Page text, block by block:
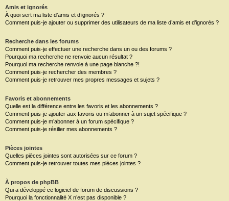
Amis et ignorés
À quoi sert ma liste d’amis et d’ignorés ?
Comment puis-je ajouter ou supprimer des utilisateurs de ma liste d’amis et d’ignorés ?
Recherche dans les forums
Comment puis-je effectuer une recherche dans un ou des forums ?
Pourquoi ma recherche ne renvoie aucun résultat ?
Pourquoi ma recherche renvoie à une page blanche ?!
Comment puis-je rechercher des membres ?
Comment puis-je retrouver mes propres messages et sujets ?
Favoris et abonnements
Quelle est la différence entre les favoris et les abonnements ?
Comment puis-je ajouter aux favoris ou m’abonner à un sujet spécifique ?
Comment puis-je m’abonner à un forum spécifique ?
Comment puis-je résilier mes abonnements ?
Pièces jointes
Quelles pièces jointes sont autorisées sur ce forum ?
Comment puis-je retrouver toutes mes pièces jointes ?
À propos de phpBB
Qui a développé ce logiciel de forum de discussions ?
Pourquoi la fonctionnalité X n’est pas disponible ?